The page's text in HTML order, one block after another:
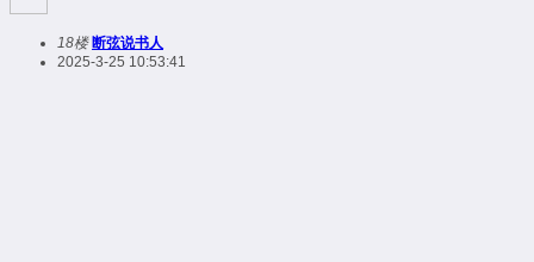
18楼 断弦说书人
2025-3-25 10:53:41